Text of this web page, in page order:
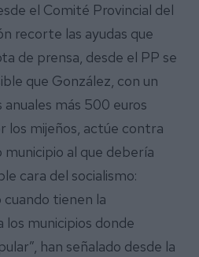
el Comité Provincial del
recorte las ayudas que
de prensa, desde el PP se
que González, con un
más 500 euros
los mijeños, actúe contra
al que debería
cara del socialismo:
cuando tienen la
municipios donde
han señalado desde la